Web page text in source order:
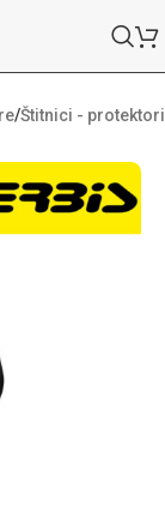
/Štitnici - protektori